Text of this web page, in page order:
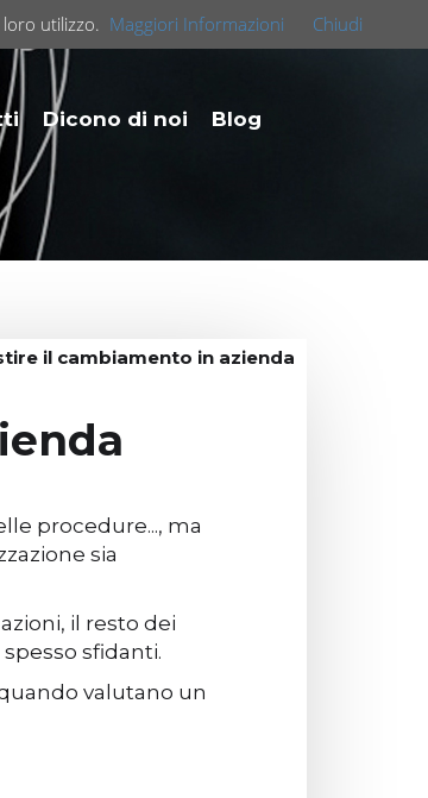
Dicono di noi Blog
il cambiamento in azienda
procedure..., ma
sia
il resto dei
sfidanti.
valutano un
utilizzo. Maggiori Informazioni Chiudi